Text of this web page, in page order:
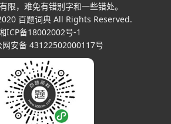
限，难免有错别字和一些错处。
百题词典 All Rights Reserved.
ICP备18002002号-1
网安备 43122502000117号